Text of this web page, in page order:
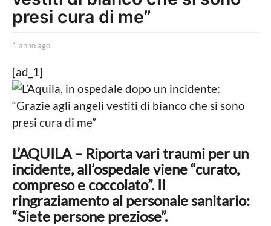
o
a
g
1
n
n
o
a
g
o
presi cura di me”
b
R
e
d
a
i
n
e
1 anno ago
o
a
o
[ad_1]
L’AQUILA – Riporta vari traumi per un
incidente, all’ospedale viene “curato,
compreso e coccolato”. Il
ringraziamento al personale sanitario:
“Siete persone preziose”.